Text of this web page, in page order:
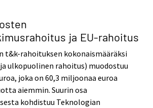
ja EU-rahoitus
t&k-rahoituksen kokonaismääräksi
ulkopuolinen rahoitus) muodostuu
joka on 60,3 miljoonaa euroa
aiemmin. Suurin osa
kohdistuu Teknologian